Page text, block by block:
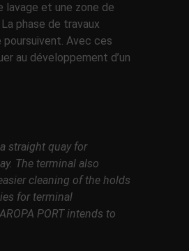
lavage et une zone de
phase de travaux
Avec ces
au développement d’un
straight quay for
The terminal also
cleaning of the holds
for terminal
PORT intends to